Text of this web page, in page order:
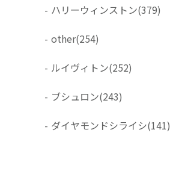
- ハリーウィンストン(379)
- other(254)
- ルイヴィトン(252)
- ブシュロン(243)
- ダイヤモンドシライシ(141)